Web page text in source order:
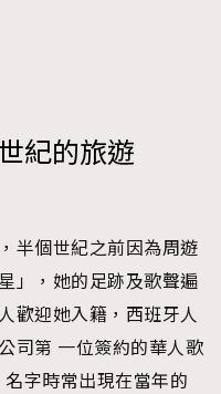
紀的旅遊
半個世紀之前因為周遊
」，她的足跡及歌聲遍
歡迎她入籍，西班牙人
司第 一位簽約的華人歌
名字時常出現在當年的